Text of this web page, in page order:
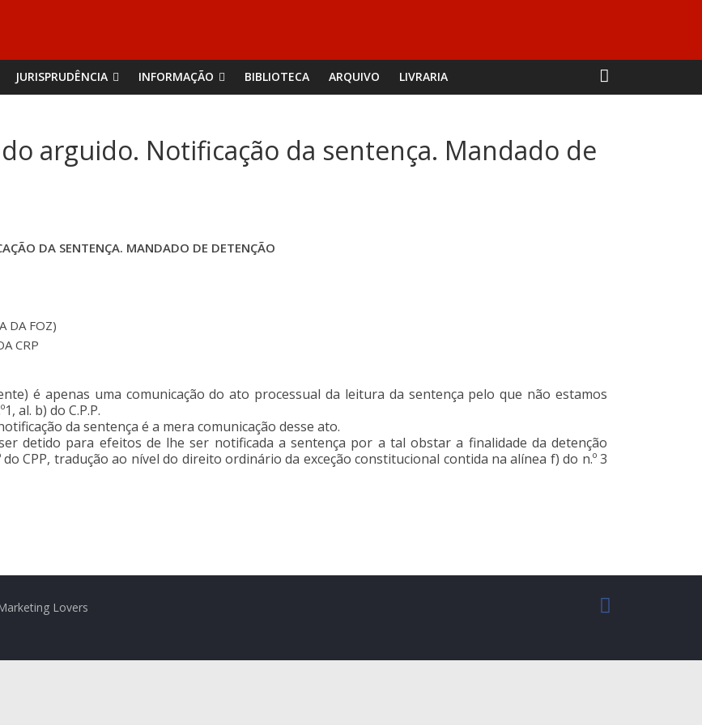
JURISPRUDÊNCIA INFORMAÇÃO BIBLIOTECA ARQUIVO LIVRARIA
arguido. Notificação da sentença. Mandado de
DA SENTENÇA. MANDADO DE DETENÇÃO
DA FOZ)
CRP
é apenas uma comunicação do ato processual da leitura da sentença pelo que não estamos
al. b) do C.P.P.
da sentença é a mera comunicação desse ato.
detido para efeitos de lhe ser notificada a sentença por a tal obstar a finalidade da detenção
CPP, tradução ao nível do direito ordinário da exceção constitucional contida na alínea f) do n.º 3
Lovers